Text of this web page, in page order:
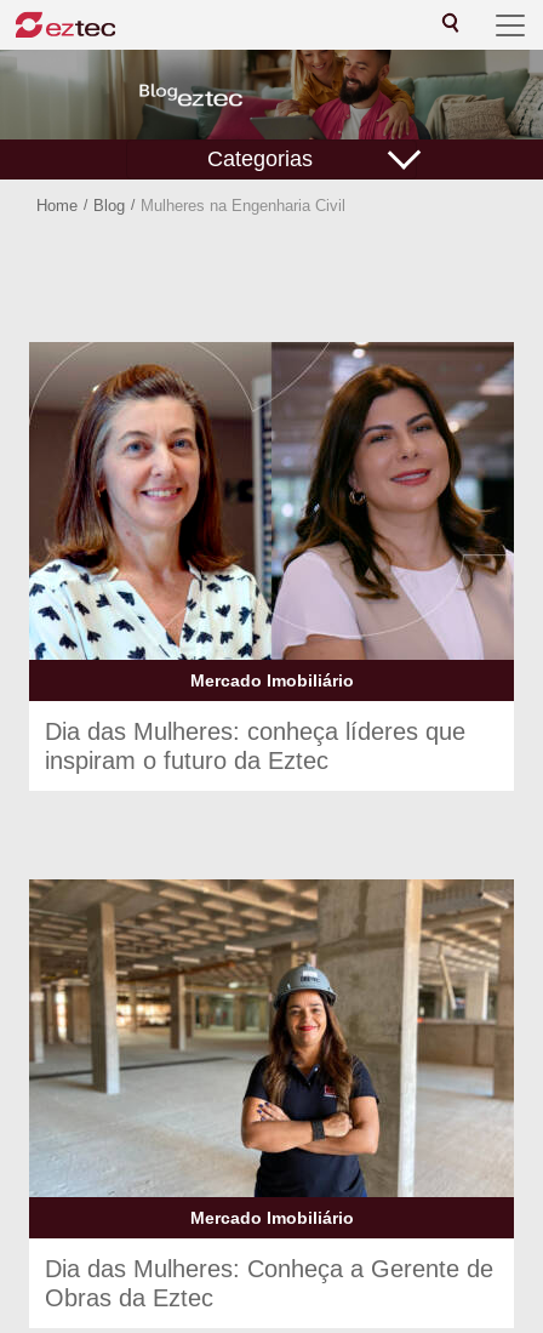
Categorias
Home / Blog / Mulheres na Engenharia Civil
Mercado Imobiliário
Dia das Mulheres: conheça líderes que
inspiram o futuro da Eztec
Mercado Imobiliário
Dia das Mulheres: Conheça a Gerente de
Obras da Eztec